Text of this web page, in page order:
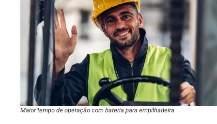
Maior tempo de operação com bateria para empilhadeira